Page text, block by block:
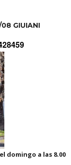
GIUIANI
domingo a las 8.00